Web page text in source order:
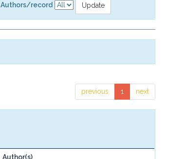
Authors/record
previous 1 next
Author(s)